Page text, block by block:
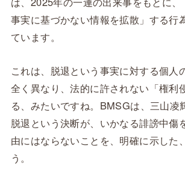
事実に基づかない情報を拡散」する行
ています。
これは、脱退という事実に対する個人
全く異なり、法的に許されない「権利
る、みたいですね。BMSGは、三山凌
脱退という決断が、いかなる誹謗中傷
由にはならないことを、明確に示した
う。